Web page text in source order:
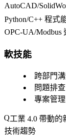
AutoCAD/
Python/C++ 程式
OPC-UA/Modbus
軟技能
跨部門
問題排
專案管
工業 4.0 帶動的
技術趨勢